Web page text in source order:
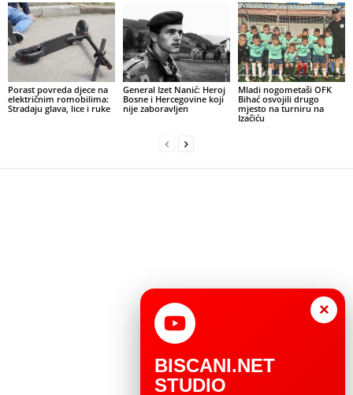
Porast povreda djece na
električnim romobilima:
Stradaju glava, lice i ruke
General Izet Nanić: Heroj
Bosne i Hercegovine koji
nije zaboravljen
Mladi nogometaši OFK
Bihać osvojili drugo
mjesto na turniru na
Izačiću
×
BISCANI.NET
STUDIO